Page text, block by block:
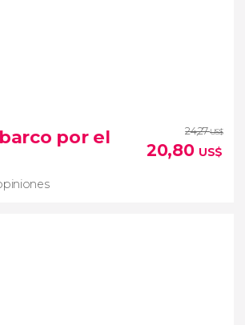
por el
24,27US$
20,80 US$